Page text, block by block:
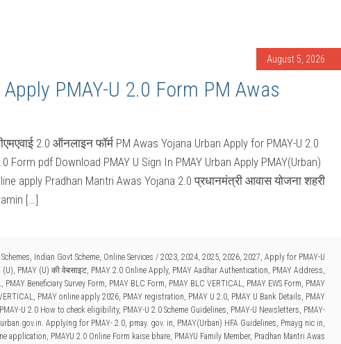
August 5, 2026
Apply PMAY-U 2.0 Form PM Awas
2.0 ऑनलाइन फॉर्म PM Awas Yojana Urban Apply for PMAY-U 2.0
Form pdf Download PMAY U Sign In PMAY Urban Apply PMAY(Urban)
apply Pradhan Mantri Awas Yojana 2.0 प्रधानमंत्री आवास योजना शहरी
[…]
, Indian Govt Scheme, Online Services / 2023, 2024, 2025, 2026, 2027, Apply for PMAY-U
(U), PMAY (U) की वेबसाइट, PMAY 2.0 Online Apply, PMAY Aadhar Authentication, PMAY Address,
, PMAY Beneficiary Survey Form, PMAY BLC Form, PMAY BLC VERTICAL, PMAY EWS Form, PMAY
, PMAY online apply 2026, PMAY registration, PMAY U 2.0, PMAY U Bank Details, PMAY
PMAY-U 2.0 How to check eligibility, PMAY-U 2.0 Scheme Guidelines, PMAY-U Newsletters, PMAY-
Applying for PMAY- 2.0, pmay. gov. in, PMAY(Urban) HFA Guidelines, Pmayg nic in,
application, PMAYU 2.0 Online Form kaise bhare, PMAYU Family Member, Pradhan Mantri Awas